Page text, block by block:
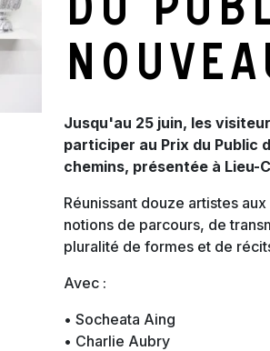
du
Jusqu'au 25 juin, les
participer au Prix du Public
chemins, présentée à Lieu-
Réunissant douze artistes
notions de parcours, de
pluralité de formes et de
Avec :
• Socheata Aing
• Charlie Aubry